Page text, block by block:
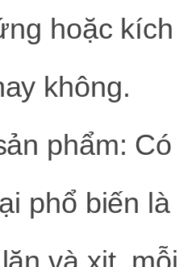
hoặc kích
không.
phẩm: Có
phổ biến là